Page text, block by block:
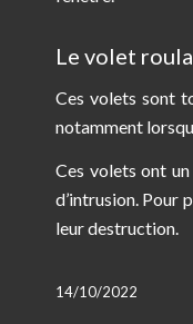
Le volet
Ces volets sont
notamment
Ces volets ont
d’intrusion. Pour
leur destruction.
14/10/2022